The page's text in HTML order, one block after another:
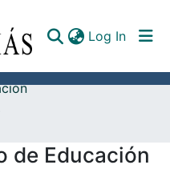
Log In
de Educación